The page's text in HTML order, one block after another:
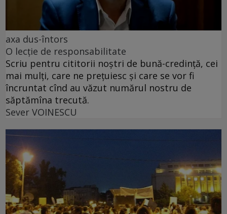
axa dus-întors
O lecție de responsabilitate
Scriu pentru cititorii noștri de bună-credință, cei
mai mulți, care ne prețuiesc și care se vor fi
încruntat cînd au văzut numărul nostru de
săptămîna trecută.
Sever VOINESCU